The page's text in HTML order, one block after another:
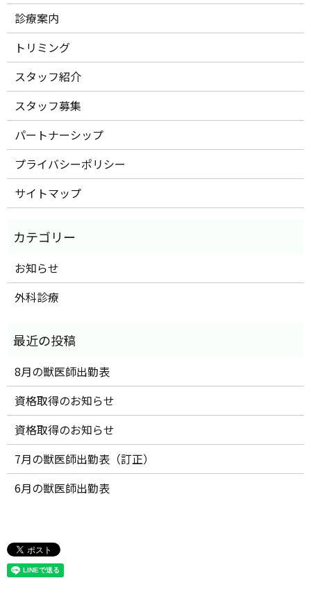
診療案内
トリミング
スタッフ紹介
スタッフ募集
パートナーシップ
プライバシーポリシー
サイトマップ
お知らせ
外科診療
8月の獣医師出勤表
資格取得のお知らせ
資格取得のお知らせ
7月の獣医師出勤表（訂正）
6月の獣医師出勤表